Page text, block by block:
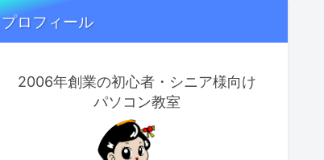
プロフィール
2006年創業の初心者・シニア様向け
パソコン教室